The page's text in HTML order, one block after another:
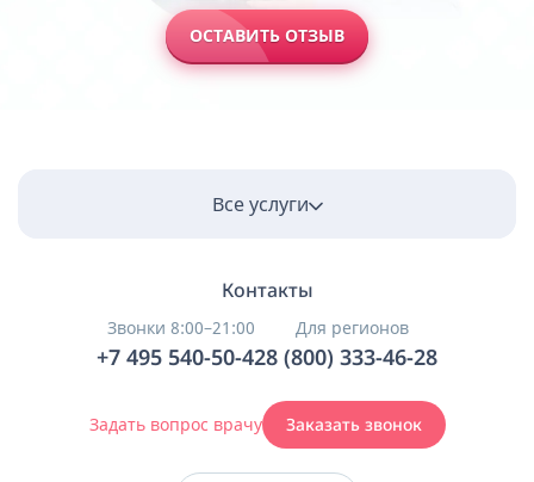
ОСТАВИТЬ ОТЗЫВ
Все услуги
Контакты
Звонки 8:00–21:00
+7 495 540-50-42
Для регионов
8 (800) 333-46-28
Задать вопрос врачу Заказать звонок